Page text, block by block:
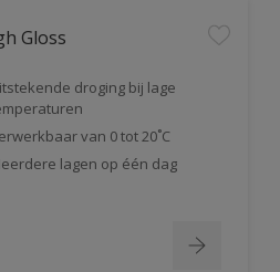
Gloss
droging bij lage
van 0 tot 20˚C
lagen op één dag